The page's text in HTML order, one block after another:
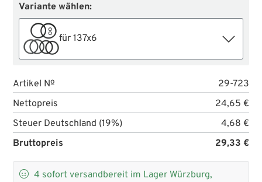
Variante wählen:
für 137x6
Artikel №
29-723
Nettopreis
24,65 €
Steuer Deutschland (19%)
4,68 €
Bruttopreis
29,33 €
 4 sofort versandbereit im Lager Würzburg,